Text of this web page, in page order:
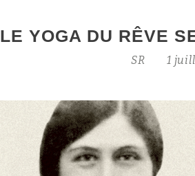
LE YOGA DU RÊVE
SR 1